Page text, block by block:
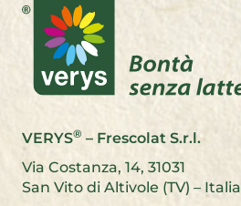
VERYS® – Frescolat S.r.l.
Via Costanza, 14, 31031
San Vito di Altivole (TV) – Italia